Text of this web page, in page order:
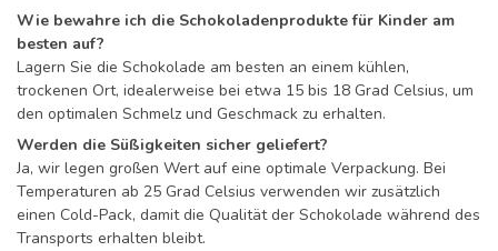
Wie bewahre ich die Schokoladenprodukte für Kinder am
besten auf?
Lagern Sie die Schokolade am besten an einem kühlen,
trockenen Ort, idealerweise bei etwa 15 bis 18 Grad Celsius, um
den optimalen Schmelz und Geschmack zu erhalten.
Werden die Süßigkeiten sicher geliefert?
Ja, wir legen großen Wert auf eine optimale Verpackung. Bei
Temperaturen ab 25 Grad Celsius verwenden wir zusätzlich
einen Cold-Pack, damit die Qualität der Schokolade während des
Transports erhalten bleibt.